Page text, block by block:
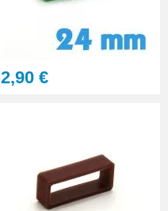
2,90 €